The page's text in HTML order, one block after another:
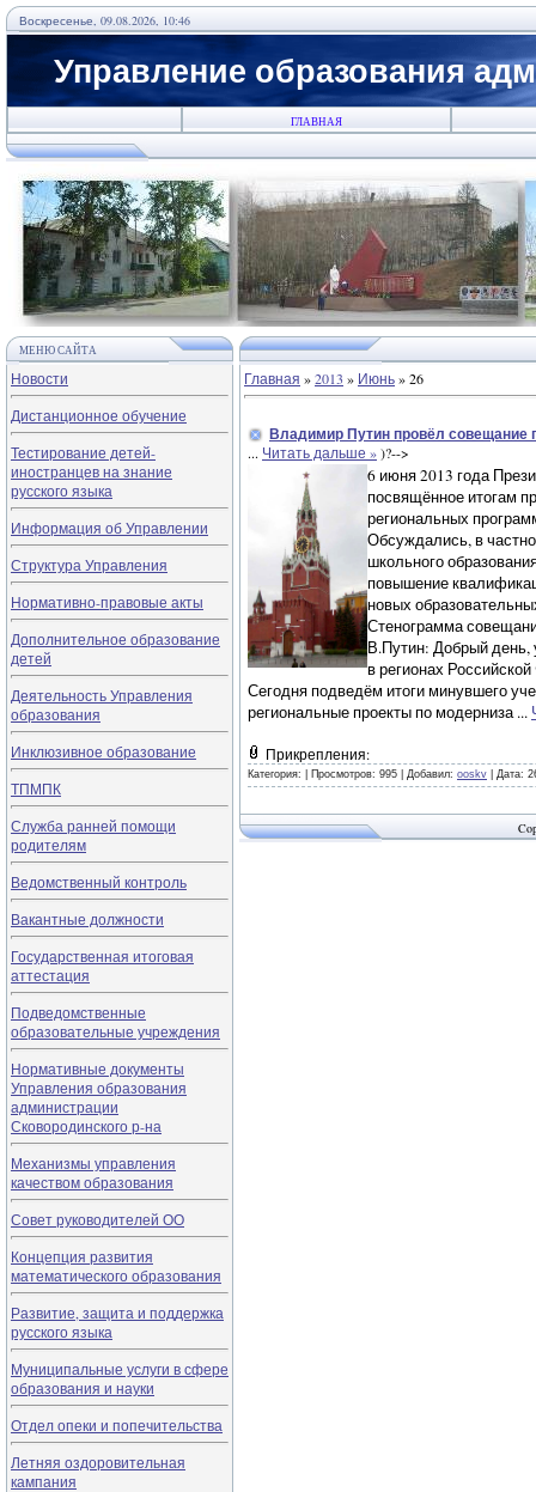
Воскресенье, 09.08.2026, 10:46
Управление образования
ГЛАВНАЯ
МЕНЮ САЙТА
Новости
Дистанционное обучение
Тестирование детей-
иностранцев на знание
русского языка
Информация об Управлении
Структура Управления
Нормативно-правовые акты
Дополнительное образование
детей
Деятельность Управления
образования
Инклюзивное образование
ТПМПК
Служба ранней помощи
родителям
Ведомственный контроль
Вакантные должности
Государственная итоговая
аттестация
Подведомственные
образовательные учреждения
Нормативные документы
Управления образования
администрации
Сковородинского р-на
Механизмы управления
качеством образования
Совет руководителей ОО
Концепция развития
математического образования
Развитие, защита и поддержка
русского языка
Муниципальные услуги в сфере
образования и науки
Отдел опеки и попечительства
Летняя оздоровительная
кампания
Главная »2013 » Июнь»26
Владимир Путин провёл совещание
... Читать дальше »)?-->
6 июня 2013 года
посвящённое итогам
региональных
Обсуждались, в
школьного
повышение
новых
Стенограмма
В.Путин: Добрый день,
в регионах
Сегодня подведём итоги минувшего
региональные проекты по модерниза...
Прикрепления:
Категория: Просмотров: 995 | Добавил: ooskv Дата: